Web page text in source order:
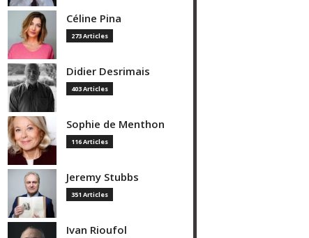
Céline Pina
273 Articles
Didier Desrimais
403 Articles
Sophie de Menthon
116 Articles
Jeremy Stubbs
351 Articles
Ivan Rioufol